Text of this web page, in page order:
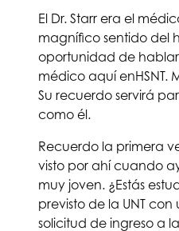
El Dr. Starr era el
magnífico sentido del
oportunidad de hablar
médico aquí enHSNT.
Su recuerdo servirá
como él.
Recuerdo la primera
visto por ahí cuando
muy joven. ¿Estás
previsto de la UNT
solicitud de ingreso a